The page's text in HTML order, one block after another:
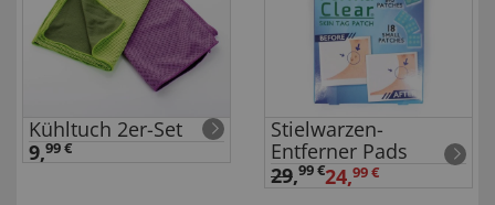
Kühltuch 2er-Set
9,99 €
Stielwarzen-
Entferner Pads
29,99 €24,99 €